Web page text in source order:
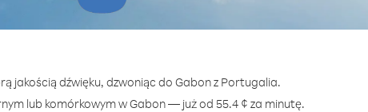
jakością dźwięku, dzwoniąc do Gabon z Portugalia.
lub komórkowym w Gabon — już od 55.4 ¢ za minutę.